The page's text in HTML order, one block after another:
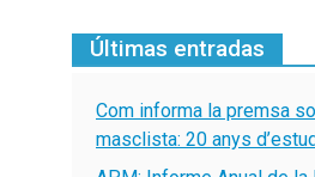
Últimas entradas
Com informa la premsa
masclista: 20 anys